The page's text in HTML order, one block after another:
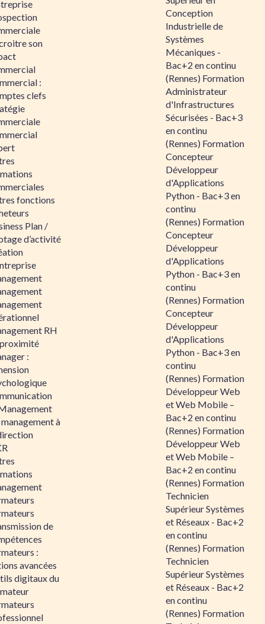
son
:
clefs
fonctions
Plan /
d’activité
RH
:
à
de
:
avancées
digitaux du
Conception
Industrielle de
Systèmes
Mécaniques -
Bac+2 en continu
(Rennes) Formation
Administrateur
d'Infrastructures
Sécurisées - Bac+3
en continu
(Rennes) Formation
Concepteur
Développeur
d'Applications
Python - Bac+3 en
continu
(Rennes) Formation
Concepteur
Développeur
d'Applications
Python - Bac+3 en
continu
(Rennes) Formation
Concepteur
Développeur
d'Applications
Python - Bac+3 en
continu
(Rennes) Formation
Développeur Web
et Web Mobile –
Bac+2 en continu
(Rennes) Formation
Développeur Web
et Web Mobile –
Bac+2 en continu
(Rennes) Formation
Technicien
Supérieur Systèmes
et Réseaux - Bac+2
en continu
(Rennes) Formation
Technicien
Supérieur Systèmes
et Réseaux - Bac+2
en continu
(Rennes) Formation